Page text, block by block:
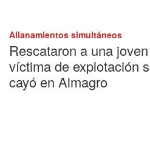
Allanamientos simultáneos
Rescataron a una
víctima de explotación
cayó en Almagro